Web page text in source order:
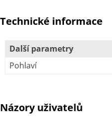
Technické informace
Další parametry
Pohlaví
Názory uživatelů